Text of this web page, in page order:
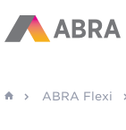
ABRA Flexi